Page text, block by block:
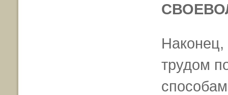
Наконец,
трудом